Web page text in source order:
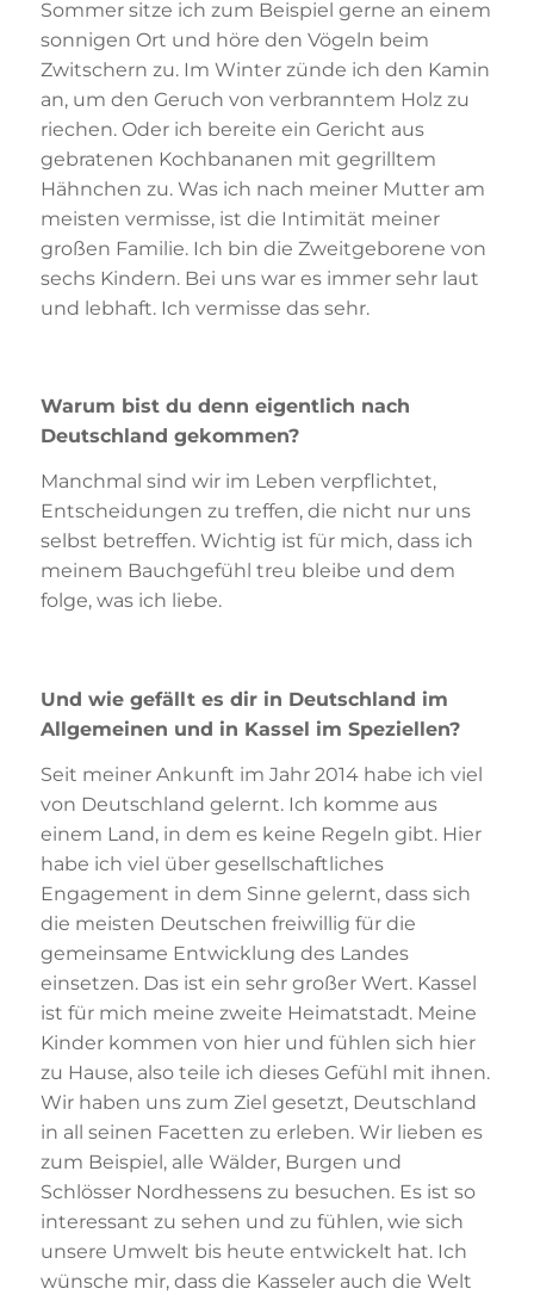
Sommer sitze ich zum Beispiel gerne an einem
sonnigen Ort und höre den Vögeln beim
Zwitschern zu. Im Winter zünde ich den Kamin
an, um den Geruch von verbranntem Holz zu
riechen. Oder ich bereite ein Gericht aus
gebratenen Kochbananen mit gegrilltem
Hähnchen zu. Was ich nach meiner Mutter am
meisten vermisse, ist die Intimität meiner
großen Familie. Ich bin die Zweitgeborene von
sechs Kindern. Bei uns war es immer sehr laut
und lebhaft. Ich vermisse das sehr.
Warum bist du denn eigentlich nach
Deutschland gekommen?
Manchmal sind wir im Leben verpflichtet,
Entscheidungen zu treffen, die nicht nur uns
selbst betreffen. Wichtig ist für mich, dass ich
meinem Bauchgefühl treu bleibe und dem
folge, was ich liebe.
Und wie gefällt es dir in Deutschland im
Allgemeinen und in Kassel im Speziellen?
Seit meiner Ankunft im Jahr 2014 habe ich viel
von Deutschland gelernt. Ich komme aus
einem Land, in dem es keine Regeln gibt. Hier
habe ich viel über gesellschaftliches
Engagement in dem Sinne gelernt, dass sich
die meisten Deutschen freiwillig für die
gemeinsame Entwicklung des Landes
einsetzen. Das ist ein sehr großer Wert. Kassel
ist für mich meine zweite Heimatstadt. Meine
Kinder kommen von hier und fühlen sich hier
zu Hause, also teile ich dieses Gefühl mit ihnen.
Wir haben uns zum Ziel gesetzt, Deutschland
in all seinen Facetten zu erleben. Wir lieben es
zum Beispiel, alle Wälder, Burgen und
Schlösser Nordhessens zu besuchen. Es ist so
interessant zu sehen und zu fühlen, wie sich
unsere Umwelt bis heute entwickelt hat. Ich
wünsche mir, dass die Kasseler auch die Welt